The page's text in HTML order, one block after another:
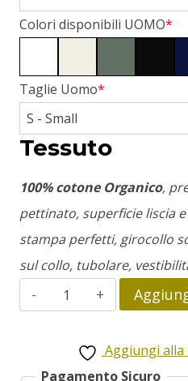
*
Colori disponibili UOMO
*
Taglie Uomo
Tessuto
100% cotone Organico,
pettinato, superficie liscia
stampa perfetti, girocollo
sul collo, tubolare,
Fight
Club
quantità Aggiungi alla
Pagamento Sicuro